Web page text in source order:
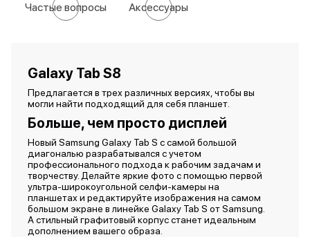
Частые вопросы Аксессуары
Galaxy Tab S8
Предлагается в трех различных версиях, чтобы вы
могли найти подходящий для себя планшет.
Больше, чем просто дисплей
Новый Samsung Galaxy Tab S с самой большой
диагональю разрабатывался с учетом
профессионального подхода к рабочим задачам и
творчеству. Делайте яркие фото с помощью первой
ультра-широкоугольной селфи-камеры на
планшетах и редактируйте изображения на самом
большом экране в линейке Galaxy Tab S от Samsung.
А стильный графитовый корпус станет идеальным
дополнением вашего образа.